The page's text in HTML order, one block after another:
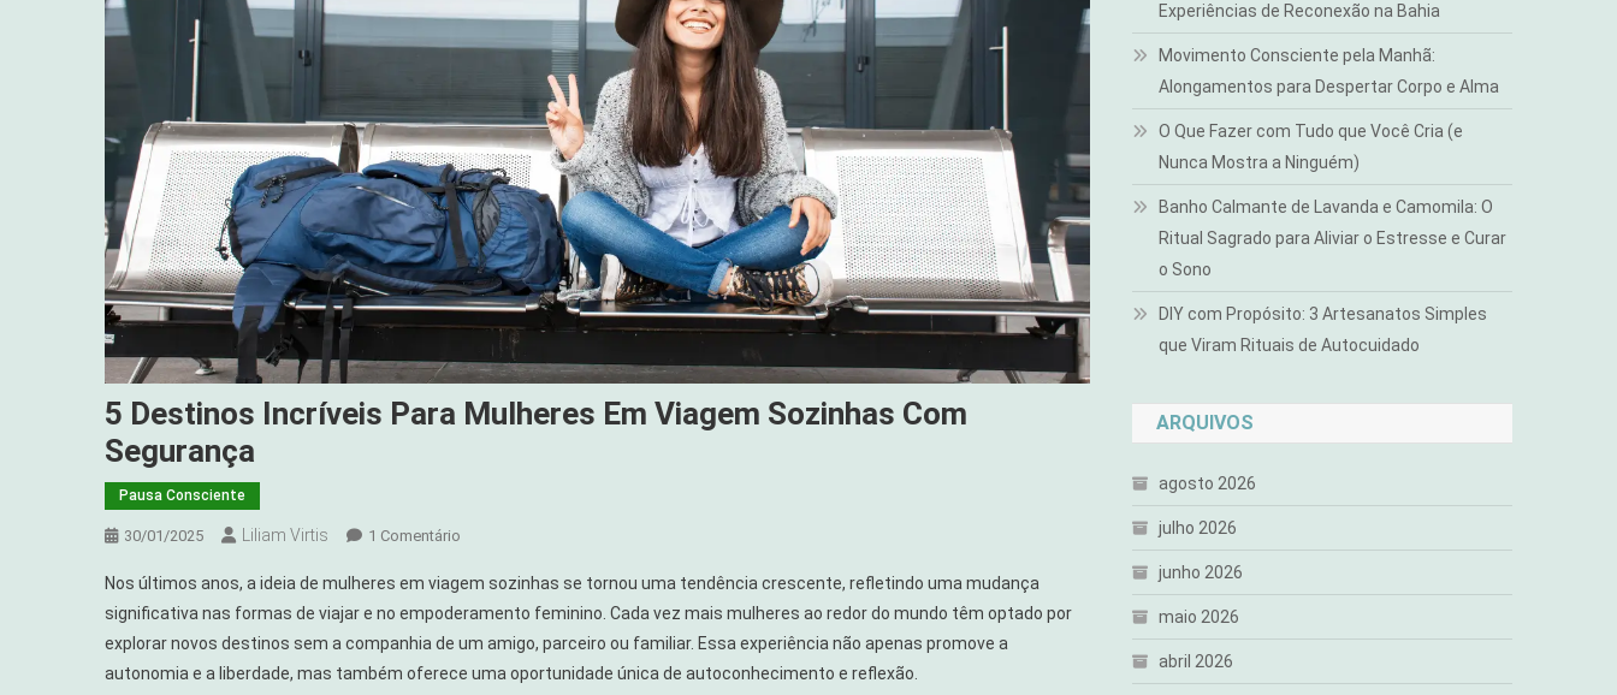
5 Destinos Incríveis Para Mulheres Em Viagem Sozinhas Com
Segurança
Pausa Consciente
30/01/2025 Liliam Virtis 1 Comentário
Destinos
Incríveis
Para
Mulheres
Nos últimos anos, a ideia de mulheres em viagem sozinhas se tornou uma tendência crescente, refletindo uma mudança
significativa nas formas de viajar e no empoderamento feminino. Cada vez mais mulheres ao redor do mundo têm optado por
explorar novos destinos sem a companhia de um amigo, parceiro ou familiar. Essa experiência não apenas promove a
autonomia e a liberdade, mas também oferece uma oportunidade única de autoconhecimento e reflexão.
Experiências de Reconexão na Bahia
Movimento Consciente pela Manhã:
Alongamentos para Despertar Corpo e Alma
O Que Fazer com Tudo que Você Cria (e
Nunca Mostra a Ninguém)
Banho Calmante de Lavanda e Camomila: O
Ritual Sagrado para Aliviar o Estresse e Curar
o Sono
DIY com Propósito: 3 Artesanatos Simples
que Viram Rituais de Autocuidado
ARQUIVOS
agosto 2026
julho 2026
junho 2026
maio 2026
abril 2026